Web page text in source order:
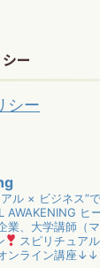
ー
シー
ル × ビジネス”
AWAKENING ヒ
業、大学講師（マ
スピリチュア
ンライン講座